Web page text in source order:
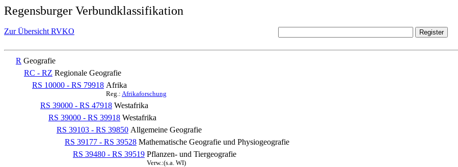
Regensburger Verbundklassifikation
Zur Übersicht RVKO
R Geografie
RC - RZ Regionale Geografie
RS 10000 - RS 79918 Afrika
Reg.: Afrikaforschung
RS 39000 - RS 47918 Westafrika
RS 39000 - RS 39918 Westafrika
RS 39103 - RS 39850 Allgemeine Geografie
RS 39177 - RS 39528 Mathematische Geografie und Physiogeografie
RS 39480 - RS 39519 Pflanzen- und Tiergeografie
Verw.:(s.a. WI)